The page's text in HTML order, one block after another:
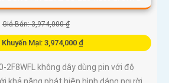
Giá Bán: 3,974,000 ₫
Khuyến Mại: 3,974,000 ₫
2F8WFL không dây dùng pin với độ